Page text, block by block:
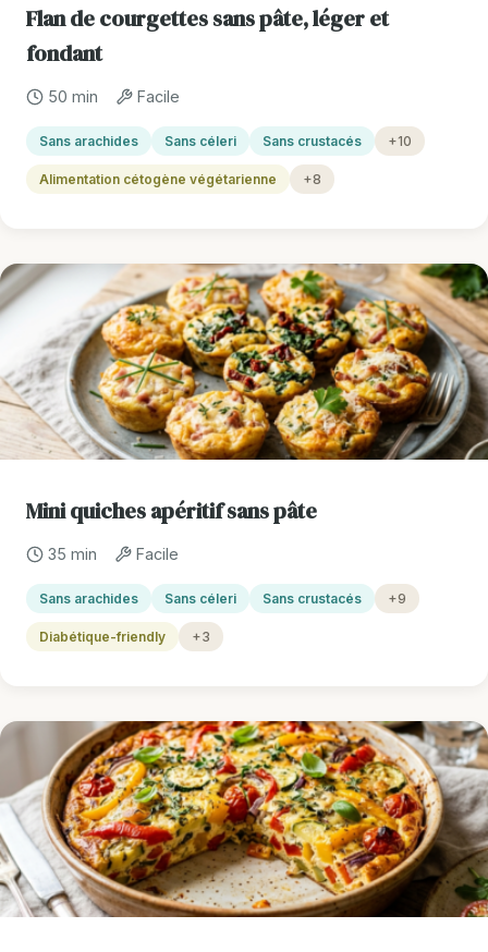
Flan de courgettes sans pâte, léger et
fondant
50 min Facile
Sans arachides Sans céleri Sans crustacés +10
Alimentation cétogène végétarienne +8
Mini quiches apéritif sans pâte
35 min Facile
Sans arachides Sans céleri Sans crustacés +9
Diabétique-friendly +3